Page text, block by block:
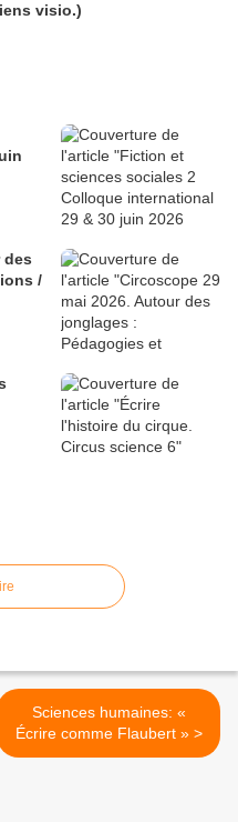
visio.)
des
/
Sciences humaines: «
Écrire comme Flaubert » >